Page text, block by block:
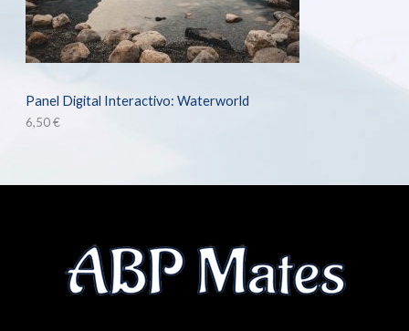
Panel Digital Interactivo: Waterworld
6,50€